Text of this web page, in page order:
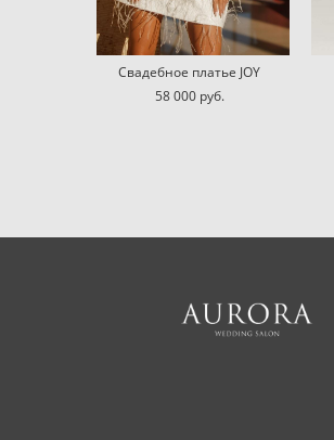
Свадебное платье JOY
58 000 pуб.